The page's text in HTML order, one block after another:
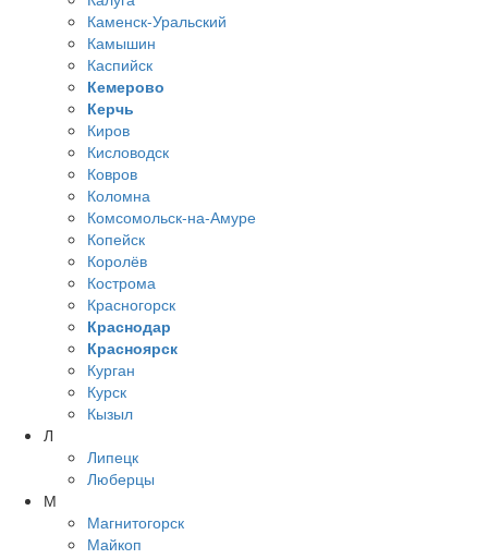
Каменск-Уральский
Камышин
Каспийск
Кемерово
Керчь
Киров
Кисловодск
Ковров
Коломна
Комсомольск-на-Амуре
Копейск
Королёв
Кострома
Красногорск
Краснодар
Красноярск
Курган
Курск
Кызыл
Л
Липецк
Люберцы
М
Магнитогорск
Майкоп